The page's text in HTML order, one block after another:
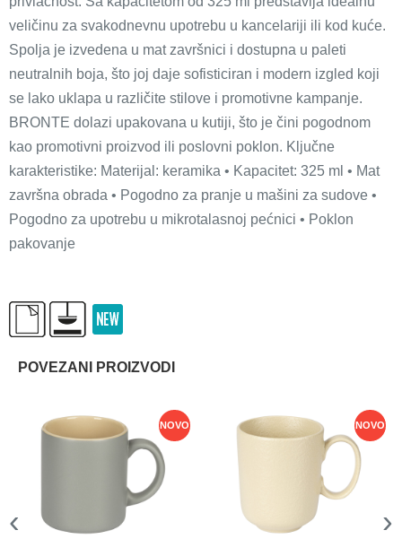
veličinu za svakodnevnu upotrebu u kancelariji ili kod kuće.
Spolja je izvedena u mat završnici i dostupna u paleti
neutralnih boja, što joj daje sofisticiran i modern izgled koji
se lako uklapa u različite stilove i promotivne kampanje.
BRONTE dolazi upakovana u kutiji, što je čini pogodnom
kao promotivni proizvod ili poslovni poklon. Ključne
karakteristike: Materijal: keramika • Kapacitet: 325 ml • Mat
završna obrada • Pogodno za pranje u mašini za sudove •
Pogodno za upotrebu u mikrotalasnoj pećnici • Poklon
pakovanje
POVEZANI PROIZVODI
NOVO NOVO
‹ ›